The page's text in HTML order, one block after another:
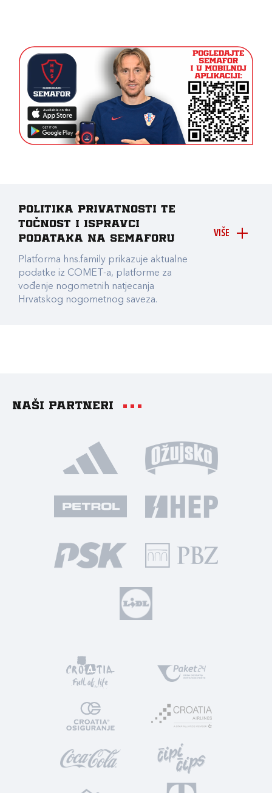
VIŠE
Politika privatnosti te
točnost i ispravci
podataka na Semaforu
Platforma hns.family prikazuje aktualne
podatke iz COMET-a, platforme za
vođenje nogometnih natjecanja
Hrvatskog nogometnog saveza.
Naši partneri